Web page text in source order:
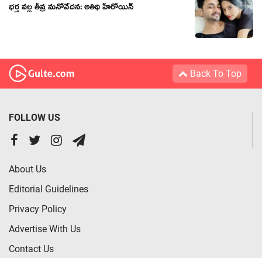
భర్త వ‌ల్ల తీవ్ర మ‌నోవేద‌న‌: అతిథి హీరోయిన్
Back To Top
FOLLOW US
About Us
Editorial Guidelines
Privacy Policy
Advertise With Us
Contact Us